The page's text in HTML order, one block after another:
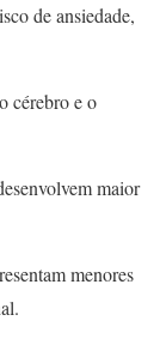
de ansiedade,
cérebro e o
maior
menores